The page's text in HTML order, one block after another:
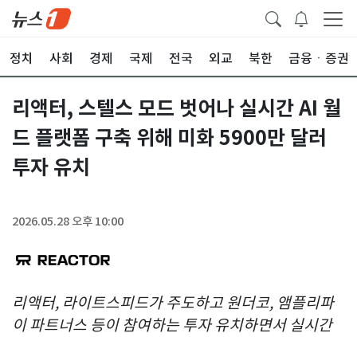
정치 사회 경제 국제 전국 외교 북한 금융ㆍ증권
리액터, 스텔스 모드 벗어나 실시간 AI 월
드 플랫폼 구축 위해 미화 5900만 달러
투자 유치
2026.05.28 오후 10:00
리액터, 라이트스피드가 주도하고 원더코, 앰플리파
이 파트너스 등이 참여하는 투자 유치하면서 실시간